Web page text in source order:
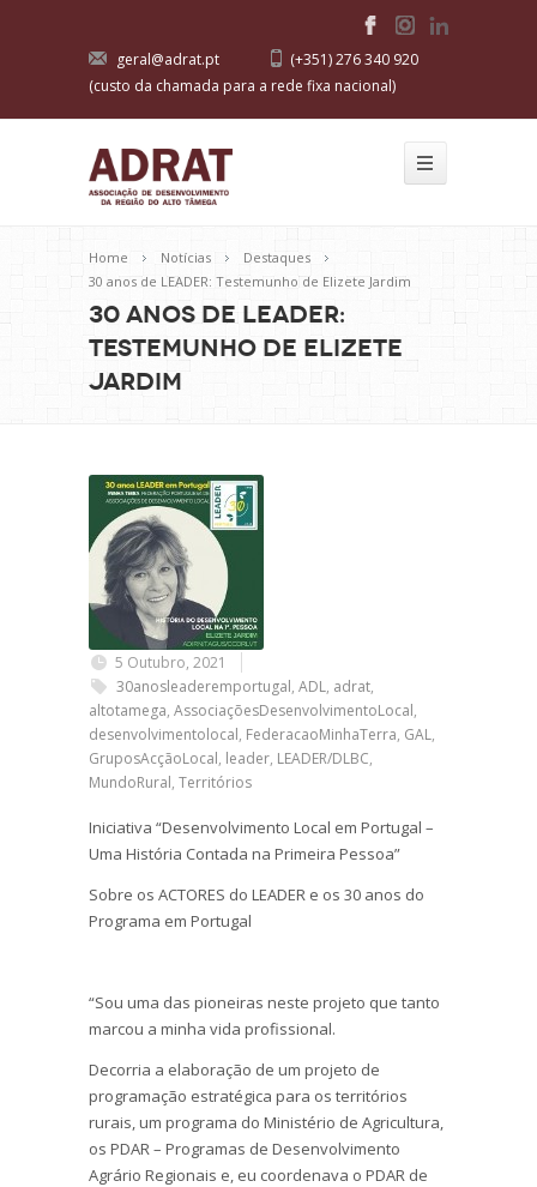
geral@adrat.pt
(+351) 276 340 920
(custo da chamada para a rede fixa nacional)
Home Notícias
Destaques
30 anos de LEADER: Testemunho de Elizete Jardim
30 anos de LEADER:
Testemunho de Elizete
Jardim
5 Outubro, 2021
30anosleaderemportugal, ADL, adrat,
altotamega, AssociaçõesDesenvolvimentoLocal,
desenvolvimentolocal, FederacaoMinhaTerra, GAL,
GruposAcçãoLocal, leader, LEADER/DLBC,
MundoRural, Territórios
Iniciativa “Desenvolvimento Local em Portugal –
Uma História Contada na Primeira Pessoa”
Sobre os ACTORES do LEADER e os 30 anos do
Programa em Portugal
“Sou uma das pioneiras neste projeto que tanto
marcou a minha vida profissional.
Decorria a elaboração de um projeto de
programação estratégica para os territórios
rurais, um programa do Ministério de Agricultura,
os PDAR – Programas de Desenvolvimento
Agrário Regionais e, eu coordenava o PDAR de